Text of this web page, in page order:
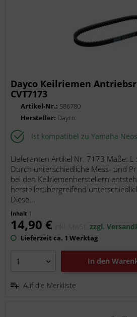
Dayco Keilriemen
CVT7173
Artikel-Nr.: 586780
Hersteller: Dayco
Ist kompatibel zu Yamaha
Lieferanten Artikel Nr. 7173 Maße:
Durch unterschiedliche Mess- und
bei den Keilriemenherstellern
herstellerübergreifend
Diese...
Inhalt 1
14,90 € inkl. MwSt.zzgl.
Lieferzeit ca. 1 Werktag
In den
Auf die Merkliste